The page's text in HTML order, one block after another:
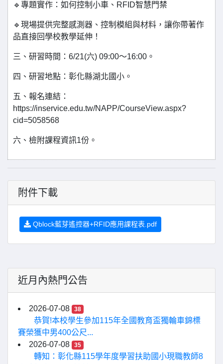
🔹專題實作：如何控制小車、RFID智慧門禁
🔹現場提供完整感測器、控制模組與材料，讓你帶著作
品直接回學校教學延伸！
三、研習時間：6/21(六) 09:00～16:00。
四、研習地點：彰化縣湖北國小。
五、報名連結：
https://inservice.edu.tw/NAPP/CourseView.aspx?
cid=5058568
六、檢附課程資訊1份。
附件下載
Qblock藍芽遙控器+RFID應用課程表.pdf
近月內熱門公告
2026-07-08 38
恭賀!本校學生參加115年全國教育盃獨輪車錦標
賽榮獲中男400公尺...
2026-07-08
35
轉知：彰化縣115學年度學習扶助國小現職教師8